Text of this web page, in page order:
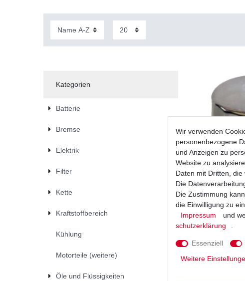
Kategorien
Batterie
Bremse
Elektrik
Filter
Kette
Kraftstoffbereich
Kühlung
Motorteile (weitere)
Öle und Flüssigkeiten
Ölfilter Chrom
1 Stück | 9,50 € /
Wir verwenden
personenbezogene
und Anzeigen zu
Website zu
Daten mit Dritten, die
Die
Die Zustimmung
die Einwilligung zu
Impressum
und
schutz­erklärung
Essenziell
Weitere